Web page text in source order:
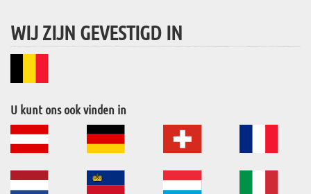
WIJ ZIJN GEVESTIGD IN
U kunt ons ook vinden in